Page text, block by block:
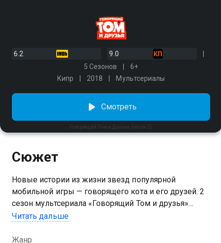
6.2
9.0
5 Сезонов
6+
Кипр
2018 Мультсериалы
Говорящий Том и Друзья (сезон 2)
Смотреть
Сюжет
Новые истории из жизни звезд популярной
мобильной игры — говорящего кота и его друзей. 2
сезон мультсериала «Говорящий Том и друзья»
можно смотреть онлайн. Том и Анджела наконец-то
начинают ходить на первые неловкие свидания. Бен
Читать дальше
Жанр